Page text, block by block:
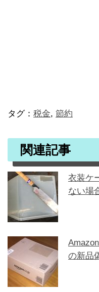
タグ： 税金, 節約
関連記事
衣装ケ
ない場
の新品